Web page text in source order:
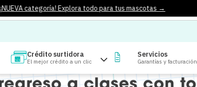
¡NUEVA categoría! Explora todo para tus mascotas →
Crédito surtidora
El mejor crédito a un clic
Servicios
Garantías y facturación